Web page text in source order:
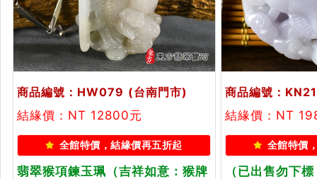
商品編號：HW079 (台南門市)
結緣價：NT 12800元
全館特價，結緣價再五折起
翡翠猴項鍊玉珮（吉祥如意：猴牌
商品編號：
結緣價：NT
全館特價
（已出售勿下